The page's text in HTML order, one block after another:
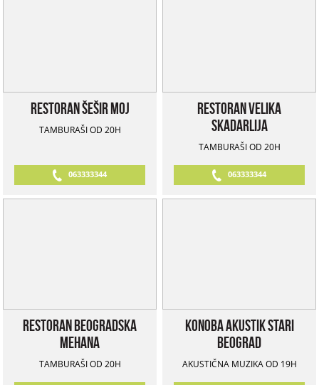
Restoran Šešir Moj
TAMBURAŠI OD 20H
063333344
Restoran Velika
Skadarlija
TAMBURAŠI OD 20H
063333344
Restoran Beogradska
Mehana
TAMBURAŠI OD 20H
Konoba Akustik Stari
Beograd
AKUSTIČNA MUZIKA OD 19H